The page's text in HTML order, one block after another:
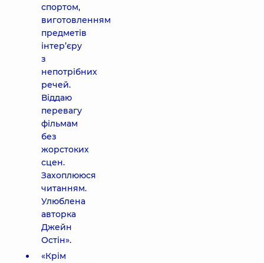
спортом,
виготовленням
предметів
інтер’єру
з
непотрібних
речей.
Віддаю
перевагу
фільмам
без
жорстоких
сцен.
Захоплююся
читанням.
Улюблена
авторка
Джейн
Остін».
«Крім